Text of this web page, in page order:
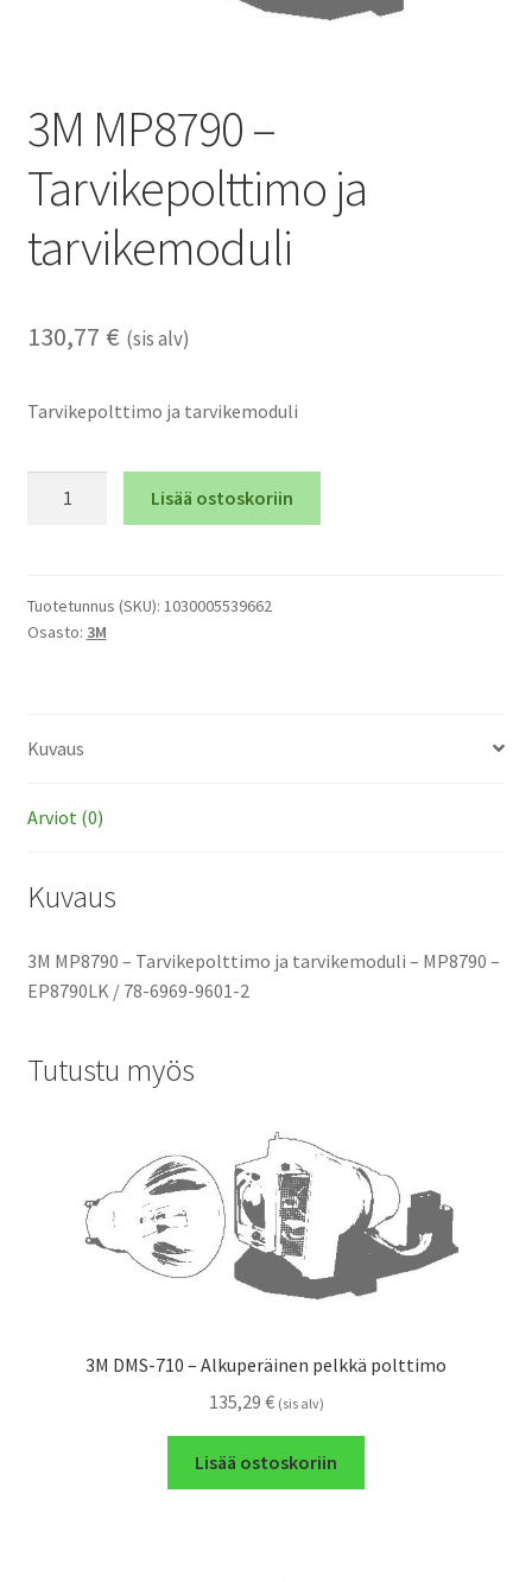
3M MP8790 –
Tarvikepolttimo ja
tarvikemoduli
130,77 € (sis alv)
Tarvikepolttimo ja tarvikemoduli
ja
tarvikemoduli
Lisää ostoskoriin
Tuotetunnus (SKU): 1030005539662
Osasto: 3M
Kuvaus
Arviot (0)
Kuvaus
3M MP8790 – Tarvikepolttimo ja tarvikemoduli – MP8790 –
EP8790LK / 78-6969-9601-2
Tutustu myös
3M DMS-710 – Alkuperäinen pelkkä polttimo
135,29 € (sis alv)
Lisää ostoskoriin